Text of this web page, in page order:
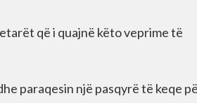
që i quajnë këto veprime të
paraqesin një pasqyrë të keqe